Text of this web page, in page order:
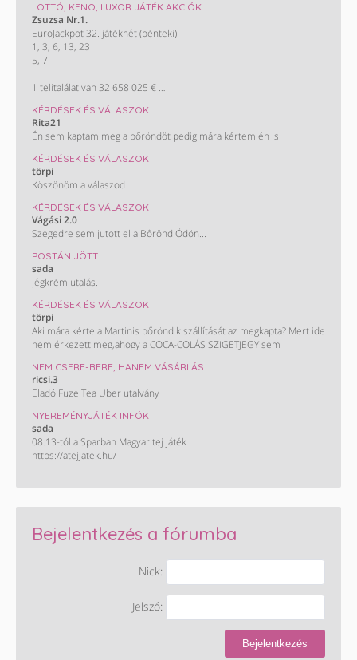
LOTTÓ, KENO, LUXOR JÁTÉK AKCIÓK
Zsuzsa Nr.1.
EuroJackpot 32. játékhét (pénteki)
1, 3, 6, 13, 23
5, 7
1 telitalálat van 32 658 025 €
3,6 milliárd Ft
(10 millió €)
KÉRDÉSEK ÉS VÁLASZOK
Rita21
Én sem kaptam meg a bőröndöt pedig mára kértem én is
KÉRDÉSEK ÉS VÁLASZOK
törpi
Köszönöm a válaszod
KÉRDÉSEK ÉS VÁLASZOK
Vágási 2.0
Szegedre sem jutott el a Bőrönd Ödön...
POSTÁN JÖTT
sada
Jégkrém utalás.
KÉRDÉSEK ÉS VÁLASZOK
törpi
Aki mára kérte a Martinis bőrönd kiszállítását az megkapta? Mert ide
nem érkezett meg,ahogy a COCA-COLÁS SZIGETJEGY sem
NEM CSERE-BERE, HANEM VÁSÁRLÁS
ricsi.3
Eladó Fuze Tea Uber utalvány
NYEREMÉNYJÁTÉK INFÓK
sada
08.13-tól a Sparban Magyar tej játék
https://atejjatek.hu/
Bejelentkezés a fórumba
Nick:
Jelszó:
Bejelentkezés